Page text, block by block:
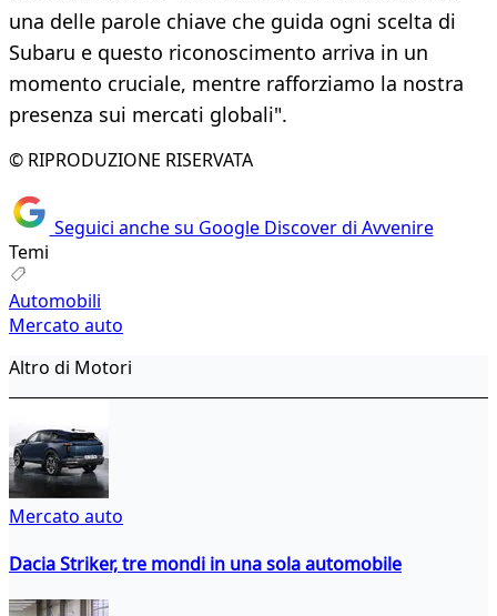
una delle parole chiave che guida ogni scelta di
Subaru e questo riconoscimento arriva in un
momento cruciale, mentre rafforziamo la nostra
presenza sui mercati globali".
© RIPRODUZIONE RISERVATA
Seguici anche su Google Discover di Avvenire
Temi
Automobili
Mercato auto
Altro di Motori
Mercato auto
Dacia Striker, tre mondi in una sola automobile